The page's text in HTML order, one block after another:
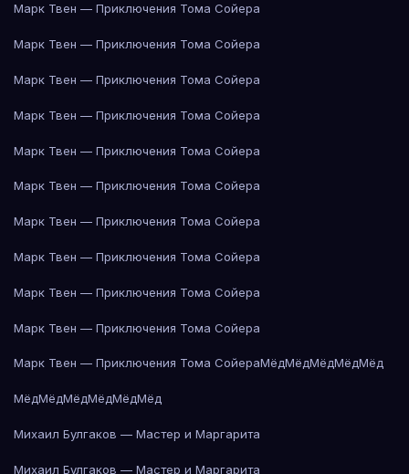
Марк Твен — Приключения Тома Сойера
Марк Твен — Приключения Тома Сойера
Марк Твен — Приключения Тома Сойера
Марк Твен — Приключения Тома Сойера
Марк Твен — Приключения Тома Сойера
Марк Твен — Приключения Тома Сойера
Марк Твен — Приключения Тома Сойера
Марк Твен — Приключения Тома Сойера
Марк Твен — Приключения Тома Сойера
Марк Твен — Приключения Тома Сойера
Марк Твен — Приключения Тома СойераМёдМёдМёдМёдМёд
МёдМёдМёдМёдМёдМёд
Михаил Булгаков — Мастер и Маргарита
Михаил Булгаков — Мастер и Маргарита